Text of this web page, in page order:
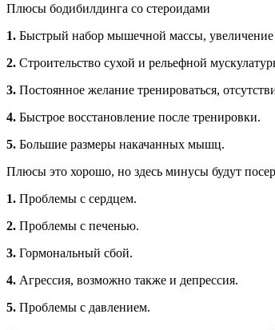
Плюсы бодибилдинга со стероидами
1. Быстрый набор мышечной массы,
2. Строительство сухой и рельефной
3. Постоянное желание тренироваться,
4. Быстрое восстановление после тренировки.
5. Большие размеры накачанных мышц.
Плюсы это хорошо, но здесь минусы будут
1. Проблемы с сердцем.
2. Проблемы с печенью.
3. Гормональный сбой.
4. Агрессия, возможно также и депрессия.
5. Проблемы с давлением.